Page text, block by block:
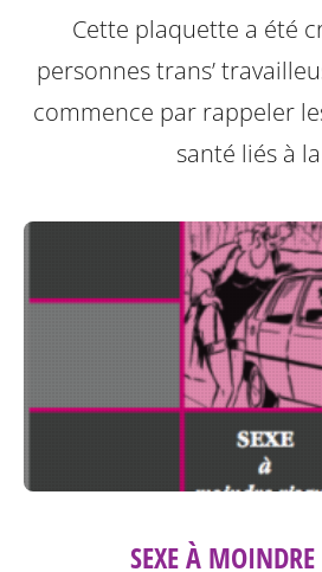
Cette plaquette a été
personnes trans’
commence par rappeler
santé liés à
SEXE À MOINDRE